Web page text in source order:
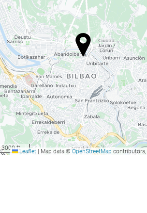
3000 ftLeaflet Map data © OpenStreetMap contributors,